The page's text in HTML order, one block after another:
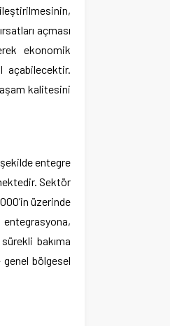
açması
ekonomik
açabilecektir.
kalitesini
entegre
Sektör
üzerinde
bakıma
genel bölgesel